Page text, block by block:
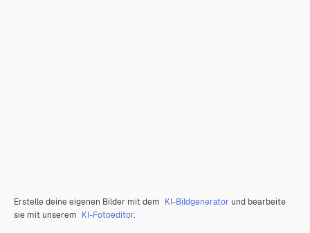
Erstelle deine eigenen Bilder mit dem KI-Bildgenerator und bearbeite
sie mit unserem KI-Fotoeditor.